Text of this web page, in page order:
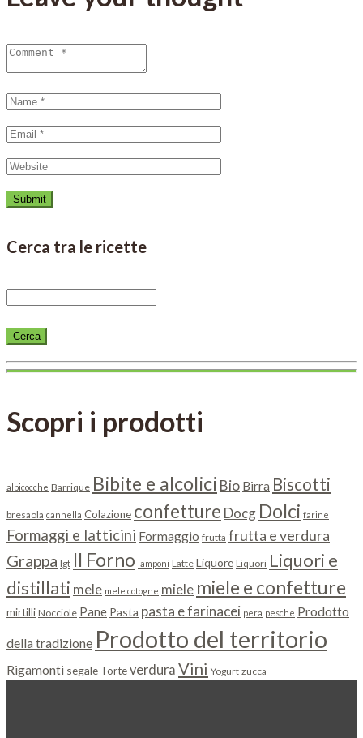
Cerca tra le ricette
Scopri i prodotti
albicocche Barrique Bibite e alcolici Bio Birra Biscotti
bresaola cannella Colazione confetture Docg Dolci farine
Formaggi e latticini Formaggio frutta frutta e verdura
Grappa Igt Il Forno lamponi Latte Liquore Liquori Liquori e
distillati mele mele cotogne miele miele e confetture
mirtilli Nocciole Pane Pasta pasta e farinacei pera pesche Prodotto
della tradizione Prodotto del territorio
Rigamonti segale Torteverdura Vini Yogurt zucca